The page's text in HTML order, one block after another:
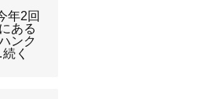
年2回
ある
ンク
く